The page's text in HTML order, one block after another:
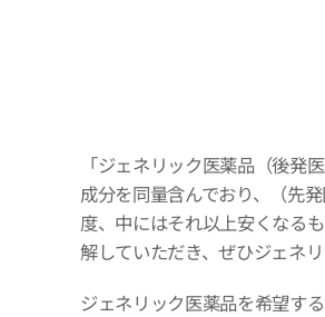
「ジェネリック医薬品（後
成分を同量含んでおり、（先
度、中にはそれ以上安くなる
解していただき、ぜひジェネ
ジェネリック医薬品を希望す